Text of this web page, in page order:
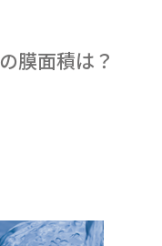
膜面積は？